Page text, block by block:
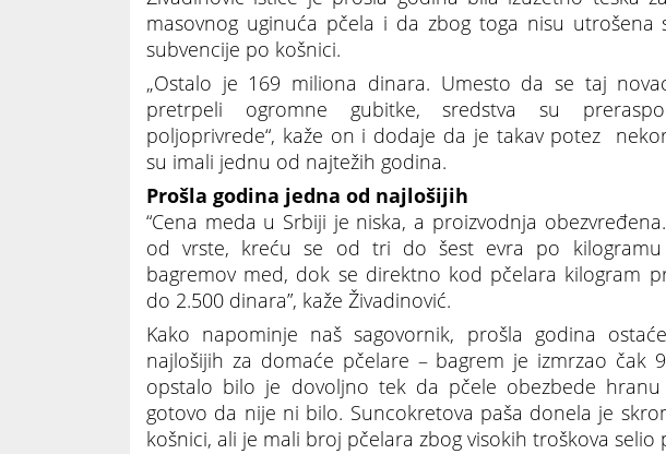
masovnog uginuća pčela i da zbog toga nisu utrošena
subvencije po košnici.
„Ostalo je 169 miliona dinara. Umesto da se taj
pretrpeli ogromne gubitke, sredstva su
poljoprivrede“, kaže on i dodaje da je takav potez
su imali jednu od najtežih godina.
Prošla godina jedna od najlošijih
“Cena meda u Srbiji je niska, a proizvodnja
od vrste, kreću se od tri do šest evra po kilogramu
bagremov med, dok se direktno kod pčelara kilogram
do 2.500 dinara”, kaže Živadinović.
Kako napominje naš sagovornik, prošla godina
najlošijih za domaće pčelare – bagrem je izmrzao čak
opstalo bilo je dovoljno tek da pčele obezbede
gotovo da nije ni bilo. Suncokretova paša donela je
košnici, ali je mali broj pčelara zbog visokih troškova selio